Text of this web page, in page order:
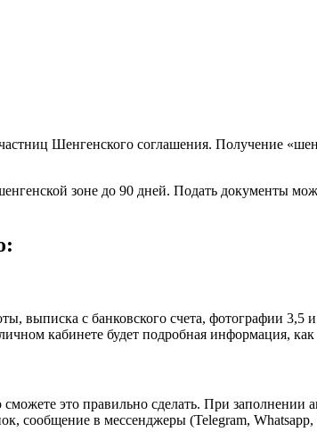
Шенгенского соглашения. Получение
зоне до 90 дней. Подать документы
выписка с банковского счета, фотографии 3,5
кабинете будет подробная информация,
это правильно сделать. При заполнении
сообщение в мессенджеры (Telegram, Whatsapp,